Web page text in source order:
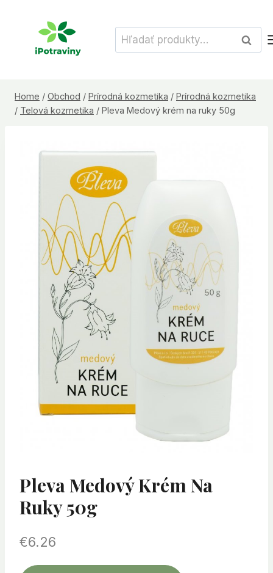
Hľadať:
Home / Obchod / Prírodná kozmetika / Prírodná kozmetika
/ Telová kozmetika / Pleva Medový krém na ruky 50g
Pleva Medový Krém Na
Ruky 50g
€6.26